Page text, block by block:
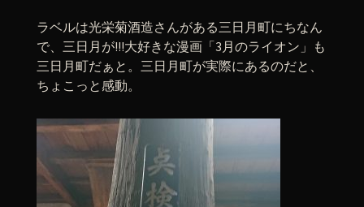
ラベルは光栄菊酒造さんがある三日月町にちなん
で、三日月が!!!大好きな漫画「3月のライオン」も
三日月町だぁと。三日月町が実際にあるのだと、
ちょこっと感動。